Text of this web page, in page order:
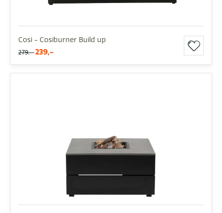
Cosi - Cosiburner Build up
279,- 239,-